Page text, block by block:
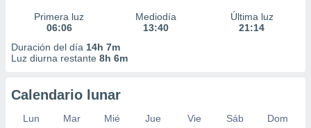
Primera luz
06:06
Mediodía
13:40
Última luz
21:14
Duración del día 14h 7m
Luz diurna restante 8h 6m
Calendario lunar
Lun Mar Mié Jue Vie Sáb
Dom